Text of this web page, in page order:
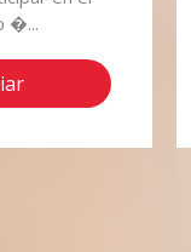
�...